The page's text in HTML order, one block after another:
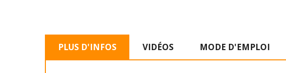
PLUS D'INFOS VIDÉOS MODE D'EMPLOI